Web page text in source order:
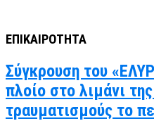
ΕΠΙΚΑΙΡΟΤΗΤΑ
Σύγκρουση του
πλοίο στο λιμάνι
τραυματισμούς το